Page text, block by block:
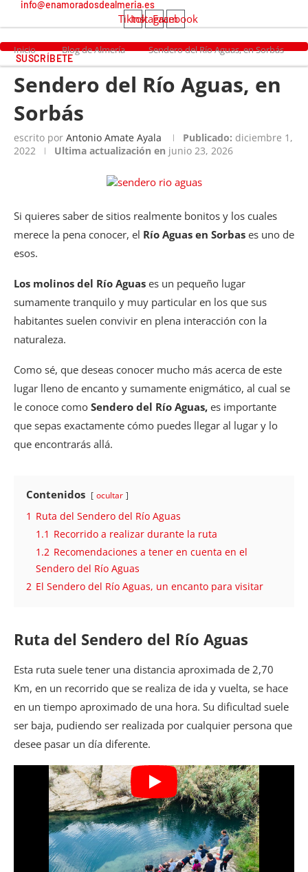
info@enamoradosdealmeria.es
Tiktok
Instagram
Facebook
SUSCRÍBETE
Inicio Blog de Almería Sendero del Río Aguas, en Sorbás
Sendero del Río Aguas, en
Sorbás
escrito por Antonio Amate Ayala Publicado: diciembre 1,
2022
Ultima actualización en junio 23, 2026
Si quieres saber de sitios realmente bonitos y los cuales
merece la pena conocer, el Río Aguas en Sorbas es uno de
esos.
Los molinos del Río Aguas es un pequeño lugar
sumamente tranquilo y muy particular en los que sus
habitantes suelen convivir en plena interacción con la
naturaleza.
Como sé, que deseas conocer mucho más acerca de este
lugar lleno de encanto y sumamente enigmático, al cual se
le conoce como Sendero del Río Aguas, es importante
que sepas exactamente cómo puedes llegar al lugar y lo
que encontrarás allá.
Contenidos ocultar
1 Ruta del Sendero del Río Aguas
1.1 Recorrido a realizar durante la ruta
1.2 Recomendaciones a tener en cuenta en el
Sendero del Río Aguas
2 El Sendero del Río Aguas, un encanto para visitar
Ruta del Sendero del Río Aguas
Esta ruta suele tener una distancia aproximada de 2,70
Km, en un recorrido que se realiza de ida y vuelta, se hace
en un tiempo aproximado de una hora. Su dificultad suele
ser baja, pudiendo ser realizada por cualquier persona que
desee pasar un día diferente.